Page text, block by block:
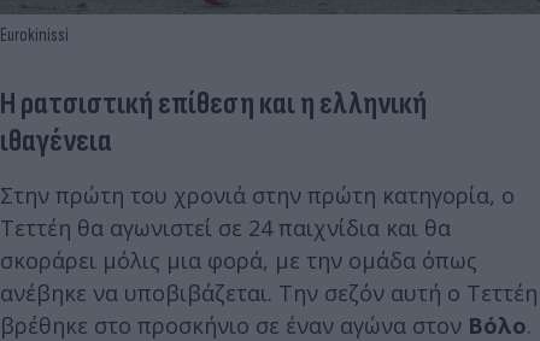
Eurokinissi
Η ρατσιστική επίθεση και η ελληνική
ιθαγένεια
Στην πρώτη του χρονιά στην πρώτη κατηγορία, ο
Τεττέη θα αγωνιστεί σε 24 παιχνίδια και θα
σκοράρει μόλις μια φορά, με την ομάδα όπως
ανέβηκε να υποβιβάζεται. Την σεζόν αυτή ο Τεττέη
βρέθηκε στο προσκήνιο σε έναν αγώνα στον Βόλο.